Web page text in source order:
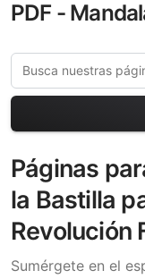
PDF -
Páginas
la Bastilla
Revolución
Sumérgete en el